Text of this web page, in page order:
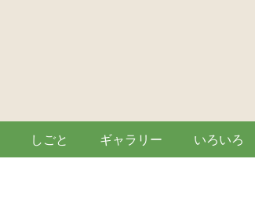
しごと ギャラリー いろいろ